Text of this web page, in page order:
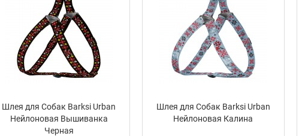
Шлея для Собак Barksi Urban
Нейлоновая Вышиванка
Черная
Шлея для Собак Barksi Urban
Нейлоновая Калина